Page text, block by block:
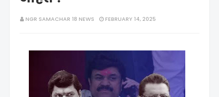
NGR SAMACHAR 18 NEWS FEBRUARY 14, 2025